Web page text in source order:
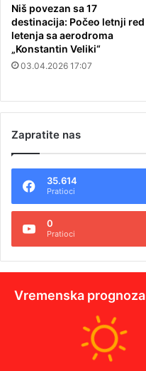
Niš povezan sa 17
destinacija: Počeo letnji red
letenja sa aerodroma
„Konstantin Veliki“
03.04.2026 17:07
Zapratite nas
35.614
Pratioci
0
Pratioci
Vremenska prognoza